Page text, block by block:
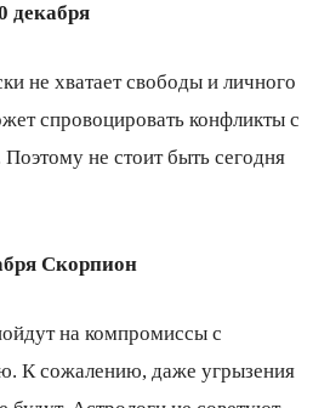
декабря
не хватает свободы и личного
спровоцировать конфликты с
не стоит быть сегодня
Скорпион
на компромиссы с
К сожалению, даже угрызения